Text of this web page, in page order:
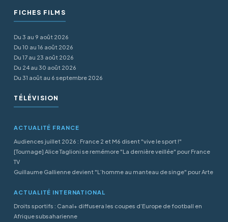
FICHES FILMS
Du 3 au 9 août 2026
Du 10 au 16 août 2026
Du 17 au 23 août 2026
Du 24 au 30 août 2026
Du 31 août au 6 septembre 2026
TÉLÉVISION
ACTUALITÉ FRANCE
Audiences juillet 2026 : France 2 et M6 disent "vive le sport !"
[Tournage] Alice Taglioni se remémore "La dernière veillée" pour France
TV
Guillaume Gallienne devient "L’homme au manteau de singe" pour Arte
ACTUALITÉ INTERNATIONAL
Droits sportifs : Canal+ diffusera les coupes d’Europe de football en
Afrique subsaharienne